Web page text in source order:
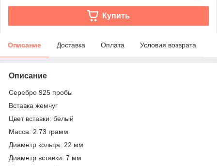
Купить
Описание Доставка Оплата Условия возврата
Описание
Серебро 925 пробы
Вставка жемчуг
Цвет вставки: белый
Масса: 2.73 грамм
Диаметр кольца: 22 мм
Диаметр вставки: 7 мм